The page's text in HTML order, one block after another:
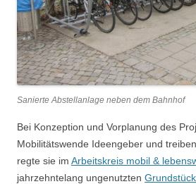
Sanierte Abstellanlage neben dem Bahnhof
Bei Konzeption und Vorplanung des
Mobilitätswende Ideengeber und
regte sie im Arbeitskreis mobil &
jahrzehntelang ungenutzten